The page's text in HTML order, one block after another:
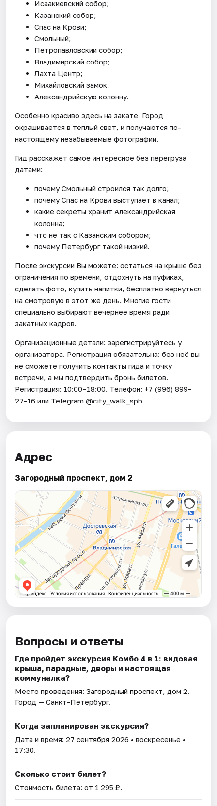
Исаакиевский собор;
Казанский собор;
Спас на Крови;
Смольный;
Петропавловский собор;
Владимирский собор;
Лахта Центр;
Михайловский замок;
Александрийскую колонну.
Особенно красиво здесь на закате. Город
окрашивается в теплый свет, и получаются по-
настоящему незабываемые фотографии.
Гид расскажет самое интересное без перегруза
датами:
почему Смольный строился так долго;
почему Спас на Крови выступает в канал;
какие секреты хранит Александрийская
колонна;
что не так с Казанским собором;
почему Петербург такой низкий.
После экскурсии Вы можете: остаться на крыше без
ограничения по времени, отдохнуть на пуфиках,
сделать фото, купить напитки, бесплатно вернуться
на смотровую в этот же день. Многие гости
специально выбирают вечернее время ради
закатных кадров.
Организационные детали: зарегистрируйтесь у
организатора. Регистрация обязательна: без неё вы
не сможете получить контакты гида и точку
встречи, а мы подтвердить бронь билетов.
Регистрация: 10:00–18:00. Телефон: +7 (996) 899-
27-16 или Telegram @city_walk_spb.
Адрес
Загородный проспект, дом 2
Вопросы и ответы
Где пройдет экскурсия Комбо 4 в 1: видовая
крыша, парадные, дворы и настоящая
коммуналка?
Место проведения:Загородный проспект, дом 2.
Город — Санкт-Петербург.
Когда запланирован экскурсия?
Дата и время:27 сентября 2026 • воскресенье •
17:30.
Сколько стоит билет?
Стоимость билета: от 1 295 ₽.